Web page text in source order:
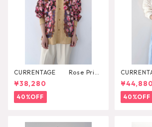
CURRENTAGE Rose Print
Shirt
¥38,280
40%OFF
ace Blouse
40%OFF